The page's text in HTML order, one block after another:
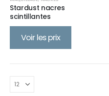
Stardust nacres
scintillantes
Voir les prix